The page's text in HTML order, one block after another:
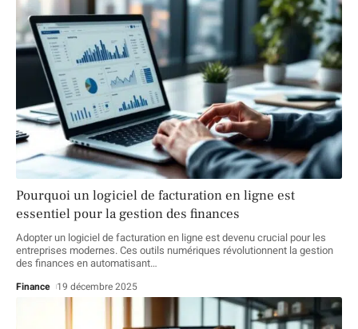
Pourquoi un logiciel de facturation en ligne est
essentiel pour la gestion des finances
Adopter un logiciel de facturation en ligne est devenu crucial pour les
entreprises modernes. Ces outils numériques révolutionnent la gestion
des finances en automatisant…
Finance 19 décembre 2025